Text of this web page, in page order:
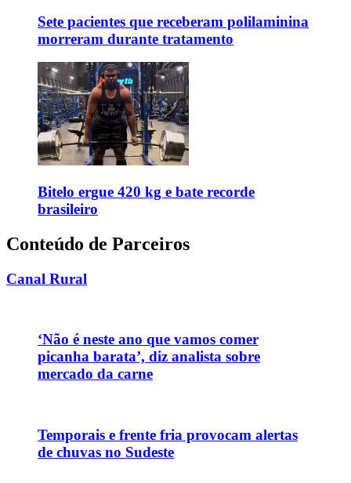
Sete pacientes que receberam polilaminina
morreram durante tratamento
Bitelo ergue 420 kg e bate recorde
brasileiro
Conteúdo de Parceiros
Canal Rural
‘Não é neste ano que vamos comer
picanha barata’, diz analista sobre
mercado da carne
Temporais e frente fria provocam alertas
de chuvas no Sudeste